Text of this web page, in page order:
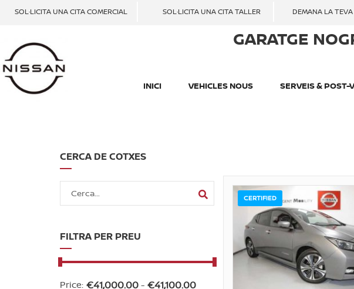
SOL·LICITA UNA CITA COMERCIAL SOL·LICITA UNA CITA TALLER DEMANA LA
GARATGE
INICI VEHICLES NOUS SERVEIS & POST-
CERCA DE COTXES
FILTRA PER PREU
Price: €41,000.00- €41,100.00
CERTIFIED